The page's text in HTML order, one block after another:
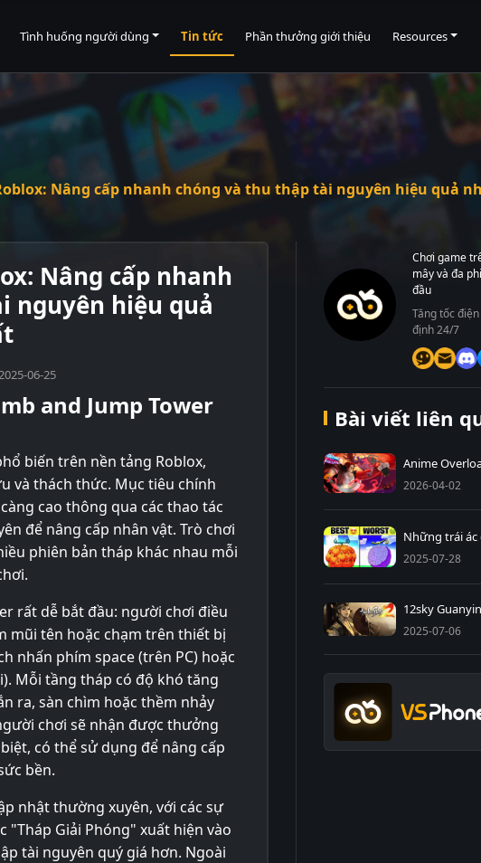
Tình huống người dùng Tin tức Phần thưởng giới thiệu Resources
Nâng cấp nhanh chóng và thu thập tài nguyên hiệu quả
Nâng cấp nhanh
nguyên hiệu quả
06-25
and Jump Tower
biến trên nền tảng Roblox,
và thách thức. Mục tiêu chính
cao thông qua các thao tác
để nâng cấp nhân vật. Trò chơi
phiên bản tháp khác nhau mỗi
rất dễ bắt đầu: người chơi điều
mũi tên hoặc chạm trên thiết bị
nhấn phím space (trên PC) hoặc
Mỗi tầng tháp có độ khó tăng
ra, sàn chìm hoặc thềm nhảy
chơi sẽ nhận được thưởng
có thể sử dụng để nâng cấp
bền.
nhật thường xuyên, với các sự
"Tháp Giải Phóng" xuất hiện vào
tài nguyên quý giá hơn. Ngoài
Chơi game
mây và đa
đầu
Tăng tốc
định 24/7
Bài viết liên
2026-04-02
2025-07-28
2025-07-06